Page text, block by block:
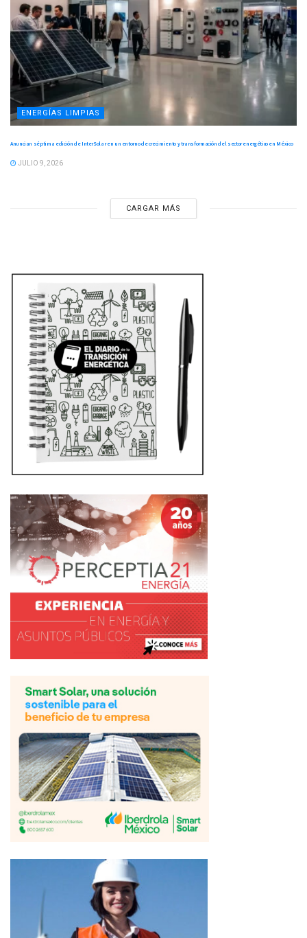
ENERGÍAS LIMPIAS
Anuncian séptima edición de InterSolar en un entorno de crecimiento y transformación del sector energético en México
JULIO 9, 2026
CARGAR MÁS